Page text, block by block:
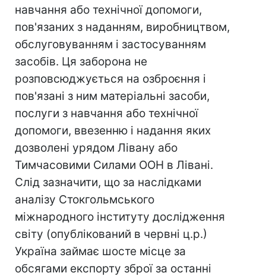
навчання або технічної допомоги,
пов'язаних з наданням, виробництвом,
обслуговуванням і застосуванням
засобів. Ця заборона не
розповсюджується на озброєння і
пов'язані з ним матеріальні засоби,
послуги з навчання або технічної
допомоги, ввезенню і надання яких
дозволені урядом Лівану або
Тимчасовими Силами ООН в Лівані.
Слід зазначити, що за наслідками
аналізу Стокгольмського
міжнародного інституту дослідження
світу (опублікований в червні ц.р.)
Україна займає шосте місце за
обсягами експорту зброї за останні